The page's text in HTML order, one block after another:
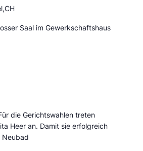
Saal im Gewerkschaftshaus
die Gerichtswahlen treten
Heer an. Damit sie erfolgreich
Neubad